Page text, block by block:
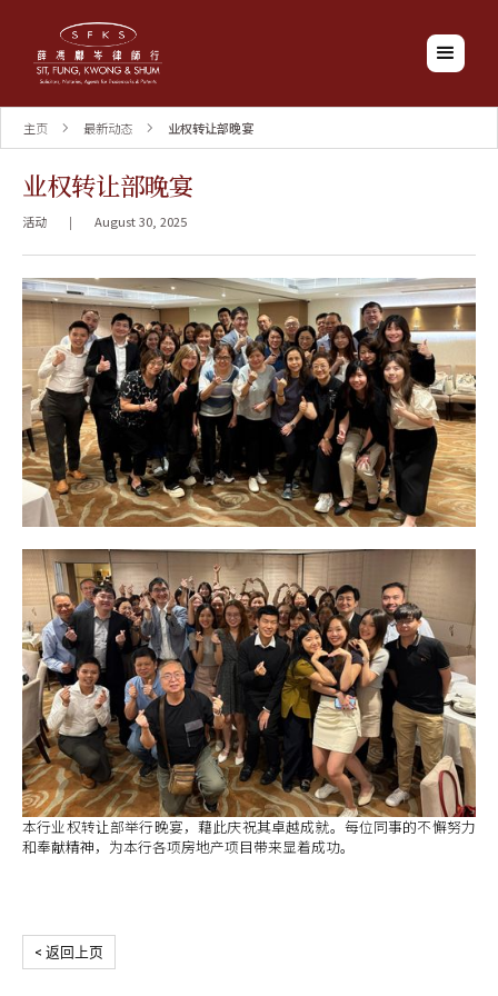
主页 最新动态 业权转让部晚宴
业权转让部晚宴
活动 | August 30, 2025
本行业权转让部举行晚宴，藉此庆祝其卓越成就。每位同事的不懈努力
和奉献精神，为本行各项房地产项目带来显着成功。
< 返回上页